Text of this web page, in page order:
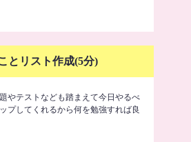
とリスト作成(5分)
やテストなども踏まえて今日やるべ
プしてくれるから何を勉強すれば良